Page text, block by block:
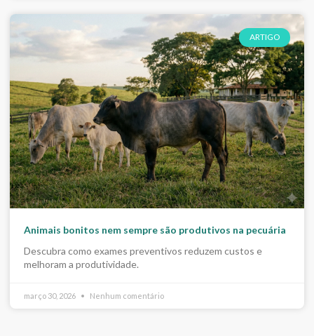
ARTIGO
Animais bonitos nem sempre são produtivos na pecuária
Descubra como exames preventivos reduzem custos e
melhoram a produtividade.
março 30, 2026 Nenhum comentário